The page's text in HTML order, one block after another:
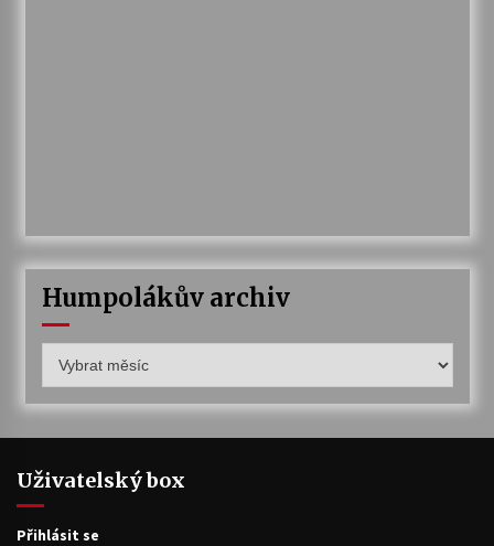
Humpolákův archiv
archiv
Uživatelský box
Přihlásit se